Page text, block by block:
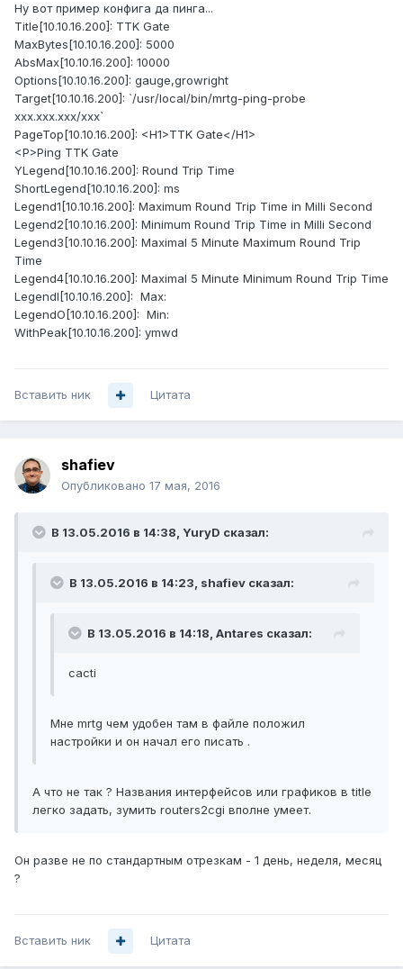
Ну вот пример конфига да пинга...
Title[10.10.16.200]: TTK Gate
MaxBytes[10.10.16.200]: 5000
AbsMax[10.10.16.200]: 10000
Options[10.10.16.200]: gauge,growright
Target[10.10.16.200]: `/usr/local/bin/mrtg-ping-probe
xxx.xxx.xxx/xxx`
PageTop[10.10.16.200]: <H1>TTK Gate</H1>
<P>Ping TTK Gate
YLegend[10.10.16.200]: Round Trip Time
ShortLegend[10.10.16.200]: ms
Legend1[10.10.16.200]: Maximum Round Trip Time in Milli Second
Legend2[10.10.16.200]: Minimum Round Trip Time in Milli Second
Legend3[10.10.16.200]: Maximal 5 Minute Maximum Round Trip
Time
Legend4[10.10.16.200]: Maximal 5 Minute Minimum Round Trip Time
LegendI[10.10.16.200]: Max:
LegendO[10.10.16.200]: Min:
WithPeak[10.10.16.200]: ymwd
Вставить ник Цитата
shafiev
Опубликовано 17 мая, 2016
В 13.05.2016 в 14:38, YuryD сказал:
В 13.05.2016 в 14:23, shafiev сказал:
В 13.05.2016 в 14:18, Antares сказал:
cacti
Мне mrtg чем удобен там в файле положил
настройки и он начал его писать .
А что не так ? Названия интерфейсов или графиков в title
легко задать, зумить routers2cgi вполне умеет.
Он разве не по стандартным отрезкам - 1 день, неделя, месяц
?
Вставить ник Цитата